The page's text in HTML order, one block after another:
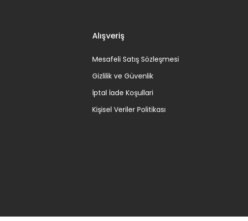
Alışveriş
Mesafeli Satış Sözleşmesi
Gizlilik ve Güvenlik
İptal İade Koşullari
Kişisel Veriler Politikası